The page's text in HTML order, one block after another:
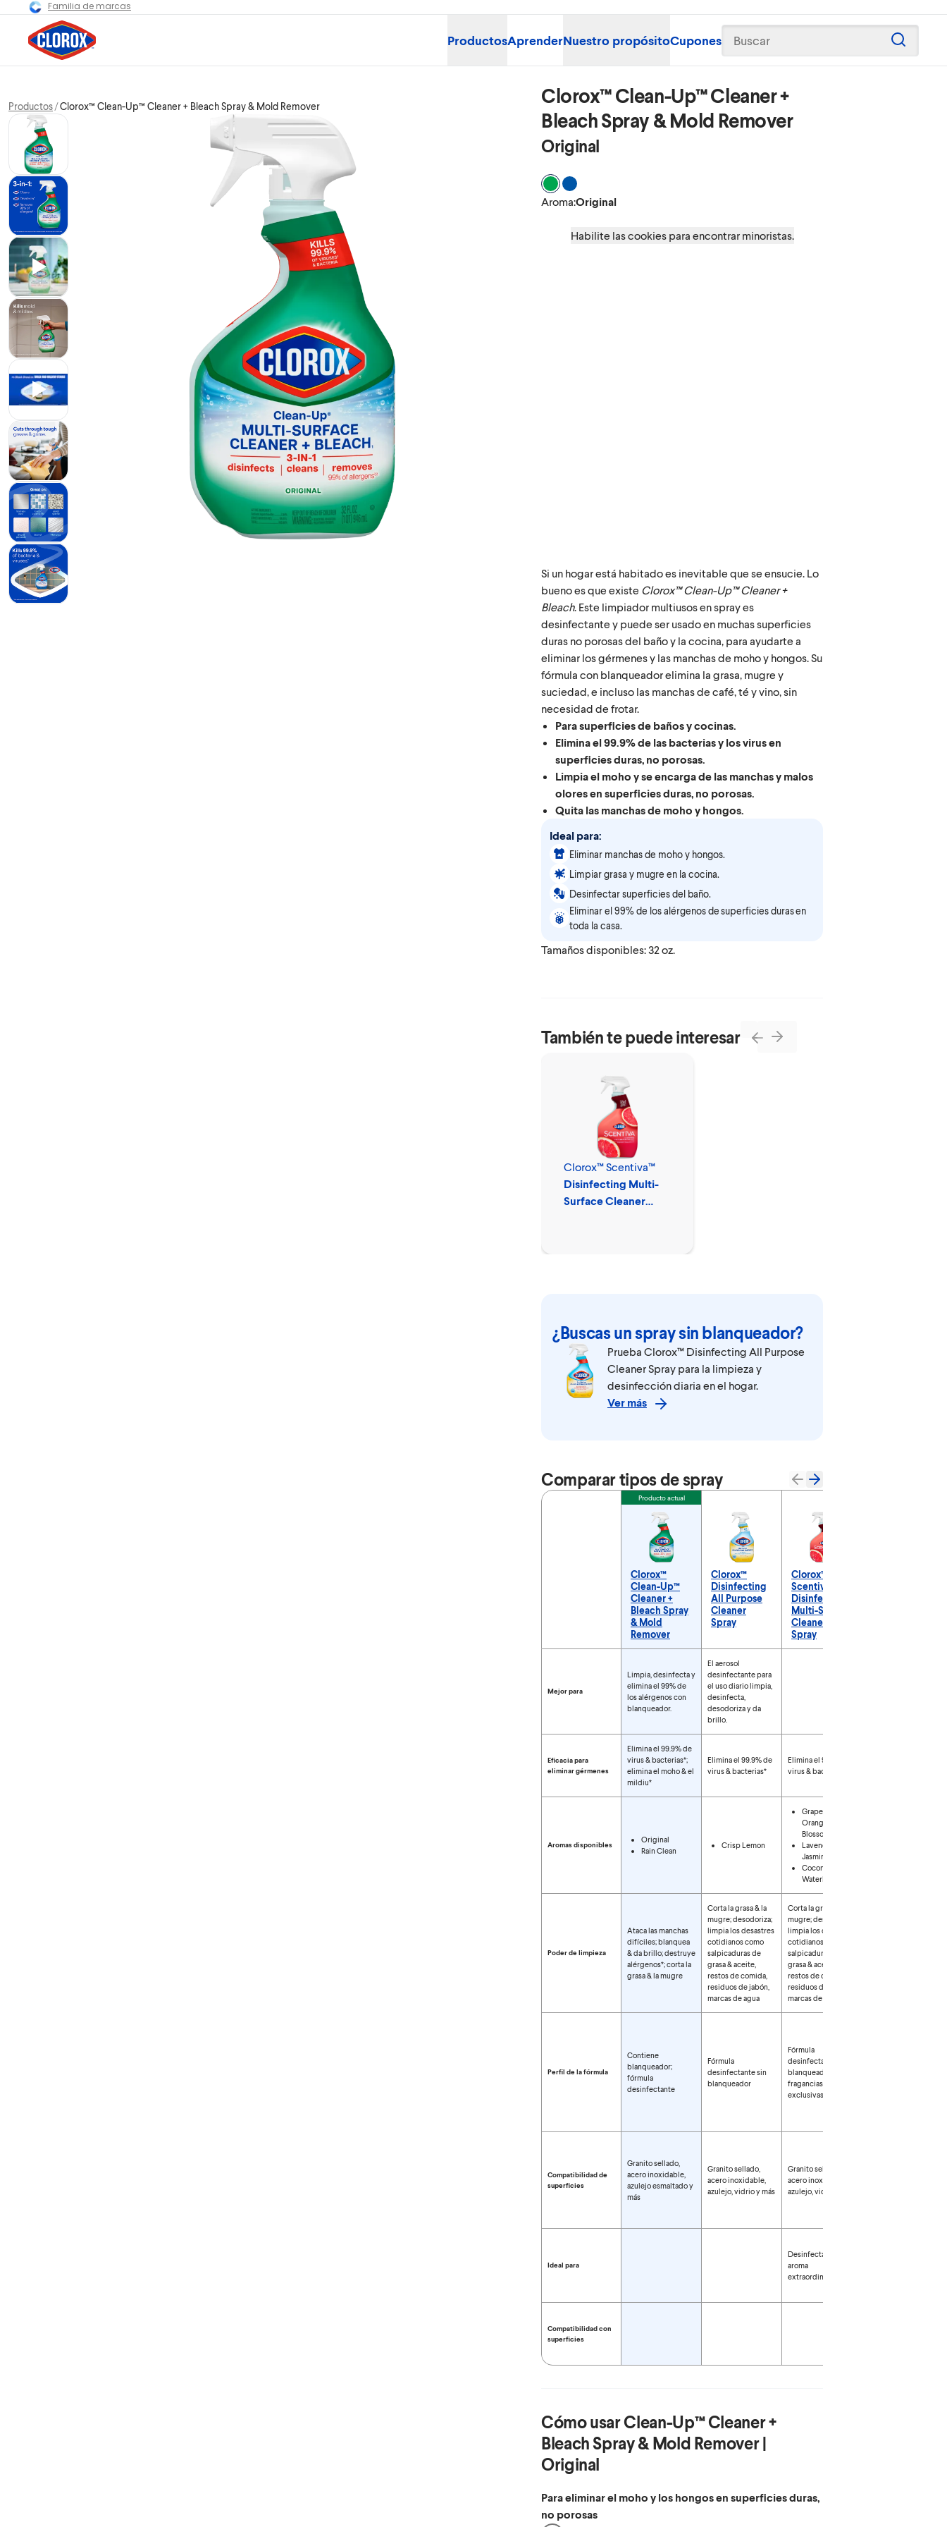
Familia de marcas
ProductosAprenderNuestro propósitoCupones Buscar
Productos Clorox™ Clean-Up™ Cleaner + Bleach Spray & Mold Remover
Clorox™ Clean-Up™ Cleaner +
Bleach Spray & Mold Remover
Original
Aroma Original
Aroma Rain Clean
Aroma:Original
Habilite las cookies para encontrar minoristas.
Si un hogar está habitado es inevitable que se ensucie. Lo
bueno es que existe Clorox™ Clean-Up™ Cleaner +
Bleach. Este limpiador multiusos en spray es
desinfectante y puede ser usado en muchas superficies
duras no porosas del baño y la cocina, para ayudarte a
eliminar los gérmenes y las manchas de moho y hongos. Su
fórmula con blanqueador elimina la grasa, mugre y
suciedad, e incluso las manchas de café, té y vino, sin
necesidad de frotar.
Para superficies de baños y cocinas.
Elimina el 99.9% de las bacterias y los virus en
superficies duras, no porosas.
Limpia el moho y se encarga de las manchas y malos
olores en superficies duras, no porosas.
Quita las manchas de moho y hongos.
Ideal para:
Eliminar manchas de moho y hongos.
Limpiar grasa y mugre en la cocina.
Desinfectar superficies del baño.
Eliminar el 99% de los alérgenos de superficies duras en
toda la casa.
Tamaños disponibles: 32 oz.
También te puede interesar
Clorox™ Scentiva™
Disinfecting Multi-
Surface Cleaner
¿Buscas un spray sin blanqueador?
Prueba Clorox™ Disinfecting All Purpose
Cleaner Spray para la limpieza y
desinfección diaria en el hogar.
Ver más
Comparar tipos de spray
Feature Producto actual
Clorox™
Clean-Up™
Cleaner +
Bleach Spray
& Mold
Remover
Clorox™
Disinfecting
All Purpose
Cleaner
Spray
Clorox™
Scentiva™
Disinfecting
Multi-Surface
Cleaner
Spray
Mejor para
Limpia, desinfecta y
elimina el 99% de
los alérgenos con
blanqueador.
El aerosol
desinfectante para
el uso diario limpia,
desinfecta,
desodoriza y da
brillo.
Eficacia para
eliminar gérmenes
Elimina el 99.9% de
virus & bacterias*;
elimina el moho & el
mildiu*
Elimina el 99.9% de
virus & bacterias*
Elimina el 99.9% de
virus & bacterias*
Aromas disponibles
Original
Rain Clean
Crisp Lemon
Grapefruit &
Orange
Blossom
Lavender &
Jasmine
Coconut &
Waterlily
Poder de limpieza
Ataca las manchas
difíciles; blanquea
& da brillo; destruye
alérgenos*; corta la
grasa & la mugre
Corta la grasa & la
mugre; desodoriza;
limpia los desastres
cotidianos como
salpicaduras de
grasa & aceite,
restos de comida,
residuos de jabón,
marcas de agua
Corta la grasa & la
mugre; desodoriza;
limpia los desastres
cotidianos como
salpicaduras de
grasa & aceite,
restos de comida,
residuos de jabón,
marcas de agua
Perfil de la fórmula
Contiene
blanqueador;
fórmula
desinfectante
Fórmula
desinfectante sin
blanqueador
Fórmula
desinfectante sin
blanqueador con
fragancias
exclusivas Scentiva
Compatibilidad de
superficies
Granito sellado,
acero inoxidable,
azulejo esmaltado y
más
Granito sellado,
acero inoxidable,
azulejo, vidrio y más
Granito sellado,
acero inoxidable,
azulejo, vidrio y más
Ideal para
Desinfectar con un
aroma
extraordinario.
Compatibilidad con
superficies
Cómo usarClean-Up™ Cleaner +
Bleach Spray & Mold Remover |
Original
Para eliminar el moho y los hongos en superficies duras,
no porosas